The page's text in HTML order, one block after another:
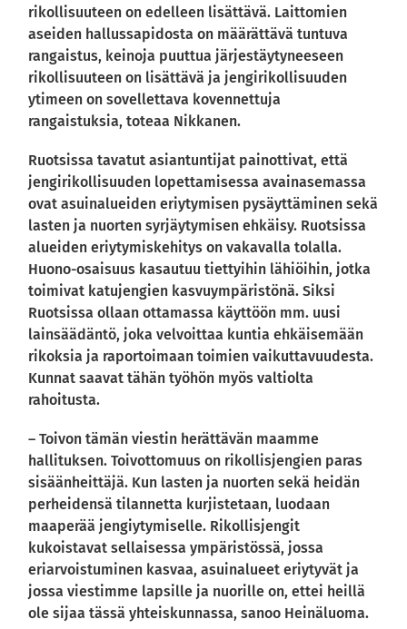
rikollisuuteen on edelleen lisättävä. Laittomien
aseiden hallussapidosta on määrättävä tuntuva
rangaistus, keinoja puuttua järjestäytyneeseen
rikollisuuteen on lisättävä ja jengirikollisuuden
ytimeen on sovellettava kovennettuja
rangaistuksia, toteaa Nikkanen.
Ruotsissa tavatut asiantuntijat painottivat, että
jengirikollisuuden lopettamisessa avainasemassa
ovat asuinalueiden eriytymisen pysäyttäminen sekä
lasten ja nuorten syrjäytymisen ehkäisy. Ruotsissa
alueiden eriytymiskehitys on vakavalla tolalla.
Huono-osaisuus kasautuu tiettyihin lähiöihin, jotka
toimivat katujengien kasvuympäristönä. Siksi
Ruotsissa ollaan ottamassa käyttöön mm. uusi
lainsäädäntö, joka velvoittaa kuntia ehkäisemään
rikoksia ja raportoimaan toimien vaikuttavuudesta.
Kunnat saavat tähän työhön myös valtiolta
rahoitusta.
– Toivon tämän viestin herättävän maamme
hallituksen. Toivottomuus on rikollisjengien paras
sisäänheittäjä. Kun lasten ja nuorten sekä heidän
perheidensä tilannetta kurjistetaan, luodaan
maaperää jengiytymiselle. Rikollisjengit
kukoistavat sellaisessa ympäristössä, jossa
eriarvoistuminen kasvaa, asuinalueet eriytyvät ja
jossa viestimme lapsille ja nuorille on, ettei heillä
ole sijaa tässä yhteiskunnassa, sanoo Heinäluoma.